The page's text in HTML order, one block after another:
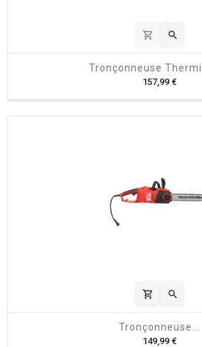
shopping_cart 
Tronçonneuse
157,99 €P
x
shopping_cart 
Tronçonneuse...
149,99 €P